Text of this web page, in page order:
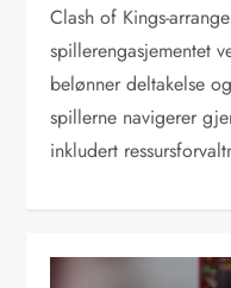
Clash of Kings-
spillerengasjementet
belønner deltakelse
spillerne navigerer
inkludert